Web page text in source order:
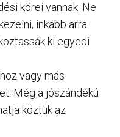
körei vannak. Ne
inkább arra
ki egyedi
vagy más
Még a jószándékú
köztük az